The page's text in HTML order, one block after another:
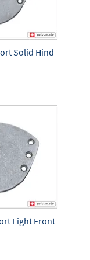
Solid Hind
Light Front